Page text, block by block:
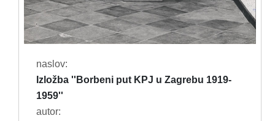
naslov:
Izložba ''Borbeni put KPJ u Zagrebu 1919-
1959''
autor: